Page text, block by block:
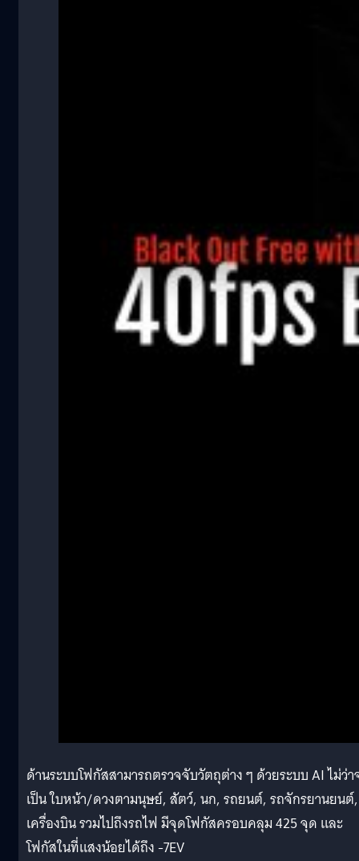
ด้านระบบโฟกัสสามารถตรวจจับวัตถุต่าง ๆ ด้วยระบบ AI ไม่ว่า
เป็น ใบหน้า/ดวงตามนุษย์, สัตว์, นก, รถยนต์, รถจักรยานยนต์,
เครื่องบิน รวมไปถึงรถไฟ มีจุดโฟกัสครอบคลุม 425 จุด และ
โฟกัสในที่แสงน้อยได้ถึง -7EV